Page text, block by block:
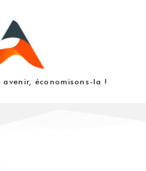
(nous
conduits d’évacuation
cheminées "bois,
d’un certificat
avenir, économisons-la !